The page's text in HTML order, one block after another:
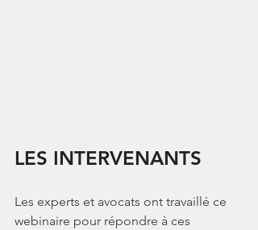
LES INTERVENANTS
Les experts et avocats ont travaillé ce
webinaire pour répondre à ces